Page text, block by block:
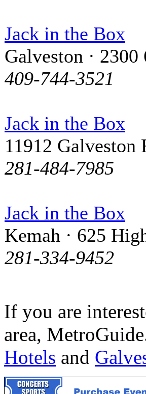
Jack in the Box
Galveston · 2300
409-744-3521
Jack in the Box
11912 Galveston
281-484-7985
Jack in the Box
Kemah · 625
281-334-9452
If you are
area,
Hotels and